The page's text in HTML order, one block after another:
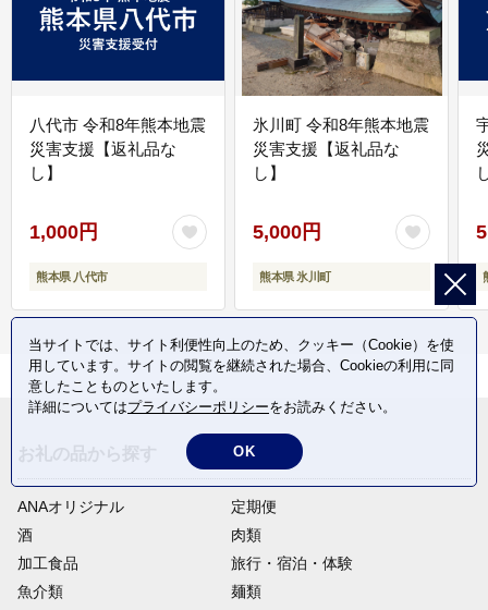
八代市 令和8年熊本地震
災害支援【返礼品な
し】
1,000円
熊本県 八代市
氷川町 令和8年熊本地震
災害支援【返礼品な
し】
5,000円
熊本県 氷川町
ANAオリジナル
定期便
酒
肉類
加工食品
旅行・宿泊・体験
魚介類
麺類
当サイトでは、サイト利便性向上のため、クッキー（Cookie）を使
用しています。サイトの閲覧を継続された場合、Cookieの利用に同
意したことものといたします。
詳細についてはプライバシーポリシーをお読みください。
OK